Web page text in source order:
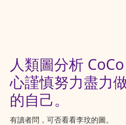
人類圖分析
心謹慎努力盡力
的自己。
有讀者問，可否看看李玟的圖。